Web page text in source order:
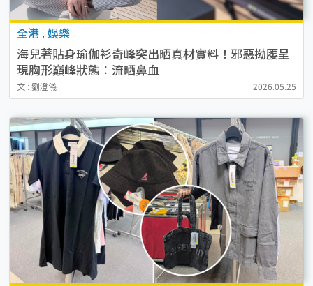
全港 . 娛樂
海兒著貼身瑜伽衫奇峰突出晒真材實料！邪惡拗腰呈
現胸形巔峰狀態︰流晒鼻血
文 : 劉澄儀 2026.05.25